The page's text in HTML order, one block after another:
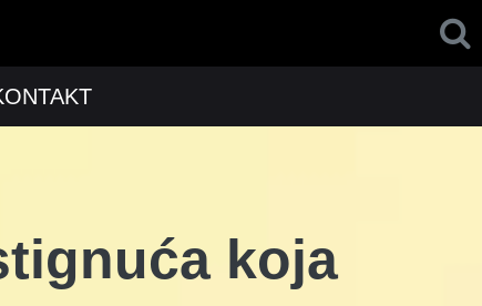
koja